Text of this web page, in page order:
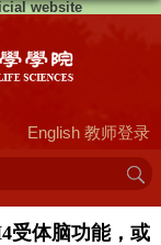
website
English 教师登录
受体脑功能，或